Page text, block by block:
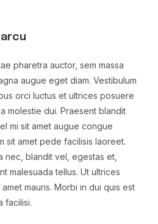
pharetra auctor, sem massa
augue eget diam. Vestibulum
orci luctus et ultrices posuere
molestie dui. Praesent blandit
mi sit amet augue congue
sit amet pede facilisis laoreet.
nec, blandit vel, egestas et,
malesuada tellus. Ut ultrices
mauris. Morbi in dui quis est
facilisi.